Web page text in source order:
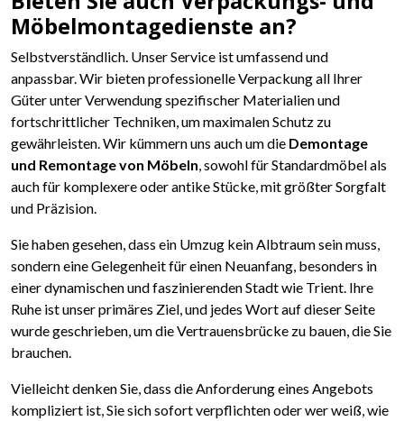
Möbelmontagedienste an?
Selbstverständlich. Unser Service ist umfassend und
anpassbar. Wir bieten professionelle Verpackung all Ihrer
Güter unter Verwendung spezifischer Materialien und
fortschrittlicher Techniken, um maximalen Schutz zu
gewährleisten. Wir kümmern uns auch um die Demontage
und Remontage von Möbeln , sowohl für Standardmöbel als
auch für komplexere oder antike Stücke, mit größter Sorgfalt
und Präzision.
Sie haben gesehen, dass ein Umzug kein Albtraum sein muss,
sondern eine Gelegenheit für einen Neuanfang, besonders in
einer dynamischen und faszinierenden Stadt wie Trient. Ihre
Ruhe ist unser primäres Ziel, und jedes Wort auf dieser Seite
wurde geschrieben, um die Vertrauensbrücke zu bauen, die Sie
brauchen.
Vielleicht denken Sie, dass die Anforderung eines Angebots
kompliziert ist, Sie sich sofort verpflichten oder wer weiß, wie